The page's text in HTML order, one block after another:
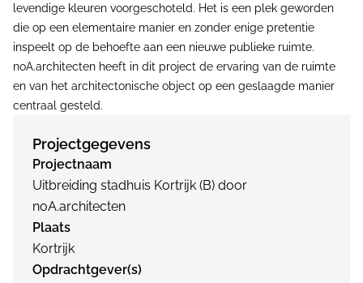
levendige kleuren voorgeschoteld. Het is een plek geworden
die op een elementaire manier en zonder enige pretentie
inspeelt op de behoefte aan een nieuwe publieke ruimte.
noA.architecten heeft in dit project de ervaring van de ruimte
en van het architectonische object op een geslaagde manier
centraal gesteld.
Projectgegevens
Projectnaam
Uitbreiding stadhuis Kortrijk (B) door
noA.architecten
Plaats
Kortrijk
Opdrachtgever(s)